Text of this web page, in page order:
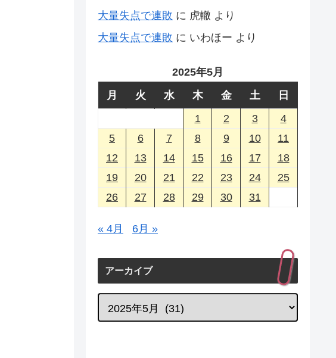
大量失点で連敗 に 虎轍 より
大量失点で連敗 に いわほー より
2025年5月
月
火 水 木 金 土
日
1
2 3
4
5
6 7 8 9 10
11
12
13 14 15 16 17
18
19
20 21 22 23 24
25
26
27 28 29 30 31
« 4月 6月 »
アーカイブ